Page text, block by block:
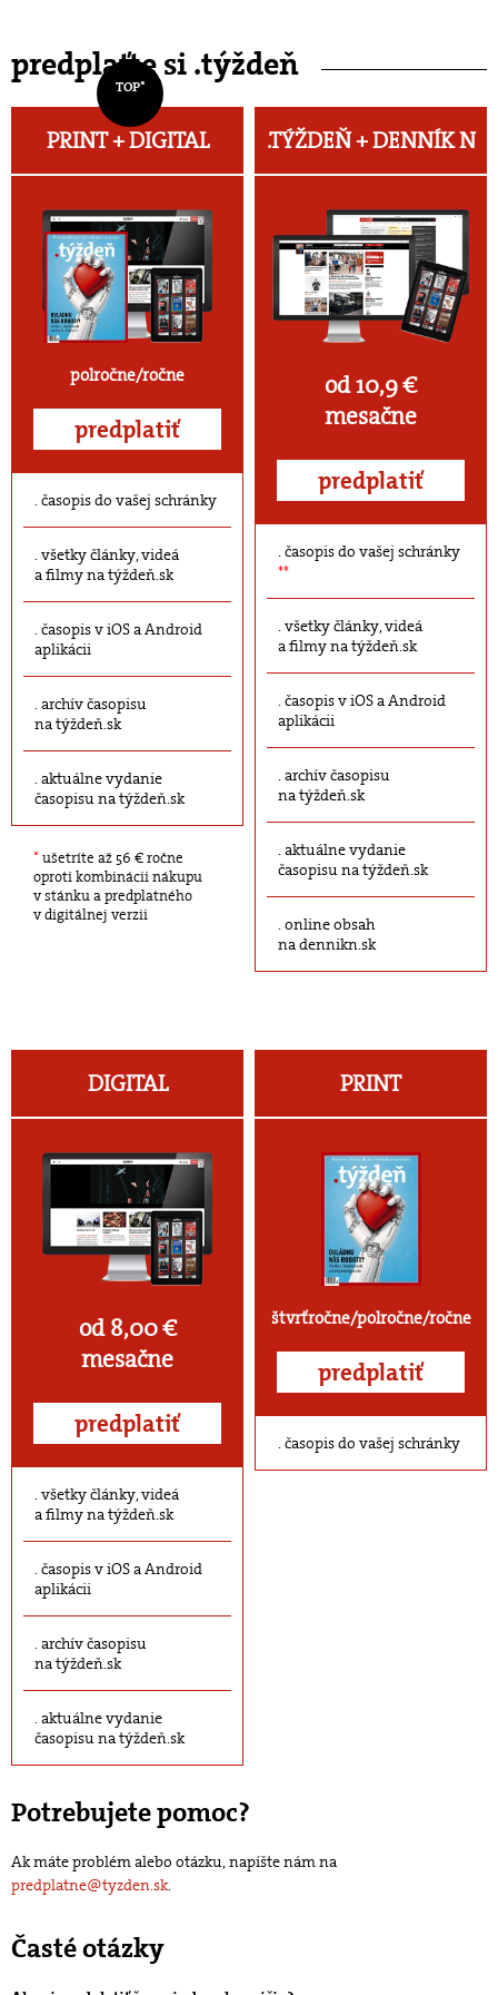
predplaťte si .týždeň
TOP*
PRINT + DIGITAL
polročne/ročne
predplatiť
časopis do vašej schránky
všetky články, videá
a filmy na týždeň.sk
časopis v iOS a Android
aplikácii
archív časopisu
na týždeň.sk
aktuálne vydanie
časopisu na týždeň.sk
* ušetríte až 56 € ročne
oproti kombinácii nákupu
v stánku a predplatného
v digitálnej verzii
.TÝŽDEŇ +DENNÍK N
od 10,9 €
mesačne
predplatiť
časopis do vašej schránky
**
všetky články, videá
a filmy na týždeň.sk
časopis v iOS a Android
aplikácii
archív časopisu
na týždeň.sk
aktuálne vydanie
časopisu na týždeň.sk
online obsah
na dennikn.sk
DIGITAL
od 8,00 €
mesačne
predplatiť
všetky články, videá
a filmy na týždeň.sk
časopis v iOS a Android
aplikácii
archív časopisu
na týždeň.sk
aktuálne vydanie
časopisu na týždeň.sk
PRINT
štvrťročne/polročne/ročne
predplatiť
časopis do vašej schránky
Potrebujete pomoc?
Ak máte problém alebo otázku, napíšte nám na
predplatne@tyzden.sk.
Časté otázky